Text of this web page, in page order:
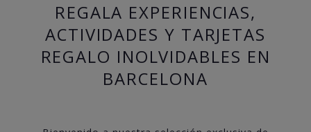
REGALA EXPERIENCIAS,
ACTIVIDADES Y TARJETAS
REGALO INOLVIDABLES EN
BARCELONA